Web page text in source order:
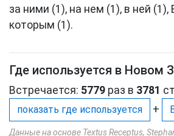
за ними (1), на нем (1), в ней (1),
которым (1).
Где используется в Новом
Встречается: 5779 раз в 3781
показать где используется +
Данные на основе Textus Receptus,